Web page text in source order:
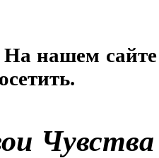
На нашем
Чувства